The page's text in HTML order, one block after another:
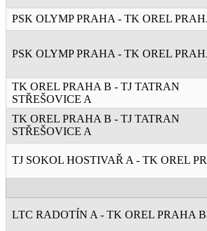
PSK OLYMP PRAHA - TK OREL
PSK OLYMP PRAHA - TK OREL
TK OREL PRAHA B - TJ TATRAN
STŘEŠOVICE A
TK OREL PRAHA B - TJ TATRAN
STŘEŠOVICE A
TJ SOKOL HOSTIVAŘ A - TK OREL
LTC RADOTÍN A - TK OREL PRAHA B